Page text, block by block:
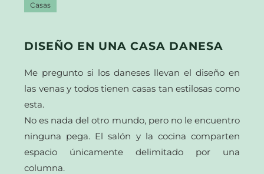
Casas
DISEÑO EN UNA CASA DANESA
Me pregunto si los daneses llevan el diseño en
las venas y todos tienen casas tan estilosas como
esta.
No es nada del otro mundo, pero no le encuentro
ninguna pega. El salón y la cocina comparten
espacio únicamente delimitado por una
columna.